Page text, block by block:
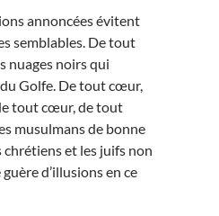
annoncées évitent
semblables. De tout
nuages noirs qui
du Golfe. De tout cœur,
tout cœur, de tout
musulmans de bonne
et les juifs non
d’illusions en ce